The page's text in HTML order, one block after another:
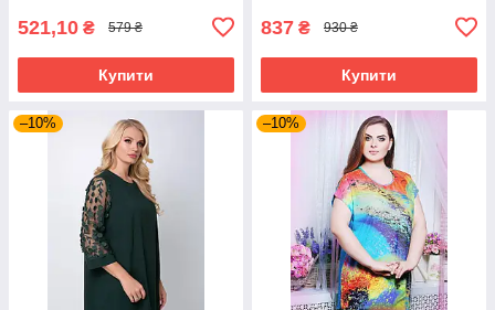
521,10 ₴ 579 ₴
Купити
837 ₴ 930 ₴
Купити
–10% –10%